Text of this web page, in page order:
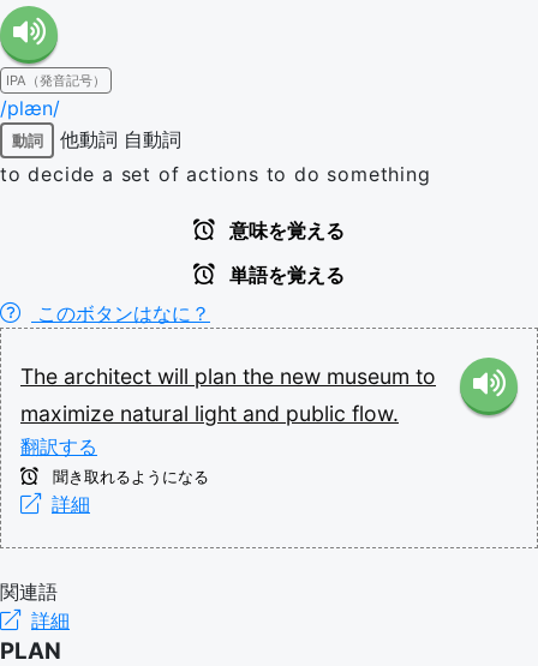
IPA（発音記号）
/plæn/
動詞 他動詞 自動詞
to decide a set of actions to do something
意味を覚える
単語を覚える
このボタンはなに？
The architect will plan the new museum to
maximize natural light and public flow.
翻訳する
聞き取れるようになる
詳細
関連語
詳細
PLAN